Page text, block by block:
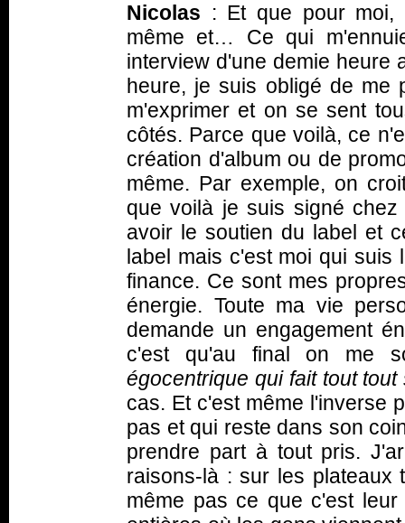
Nicolas : Et que pour moi,
même et… Ce qui
interview d'une demie heure
heure, je suis obligé de me
m'exprimer et on se sent
côtés. Parce que voilà, ce
création d'album ou de
même. Par exemple, on
que voilà je suis signé
avoir le soutien du label et
label mais c'est moi qui suis
finance. Ce sont mes
énergie. Toute ma vie
demande un engagement
c'est qu'au final on me
égocentrique qui fait tout tout
cas. Et c'est même l'inverse
pas et qui reste dans son
prendre part à tout pris.
raisons-là : sur les plateaux
même pas ce que c'est